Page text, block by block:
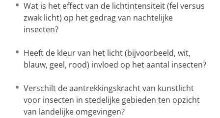
Wat is het effect van de lichtintensiteit (fel versus
zwak licht) op het gedrag van nachtelijke
insecten?
Heeft de kleur van het licht (bijvoorbeeld, wit,
blauw, geel, rood) invloed op het aantal insecten?
Verschilt de aantrekkingskracht van kunstlicht
voor insecten in stedelijke gebieden ten opzicht
van landelijke omgevingen?